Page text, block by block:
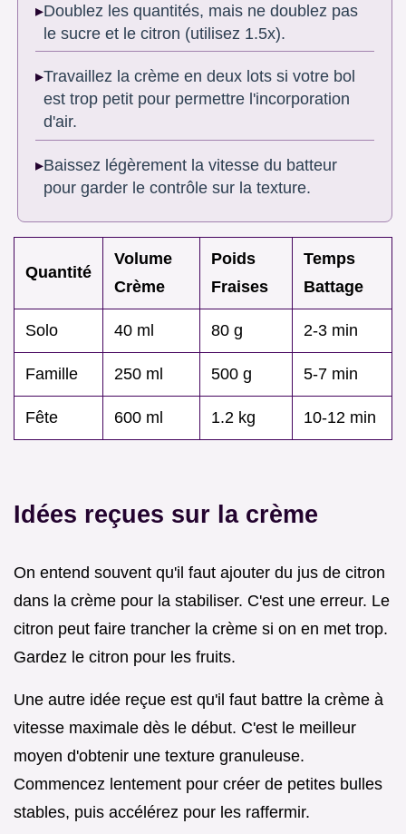
Doublez les quantités, mais ne doublez pas
le sucre et le citron (utilisez 1.5x).
Travaillez la crème en deux lots si votre bol
est trop petit pour permettre l'incorporation
d'air.
Baissez légèrement la vitesse du batteur
pour garder le contrôle sur la texture.
Quantité
Volume
Crème
Poids
Fraises
Temps
Battage
Solo 40 ml 80 g 2-3 min
Famille 250 ml 500 g 5-7 min
Fête 600 ml 1.2 kg 10-12 min
Idées reçues sur la crème
On entend souvent qu'il faut ajouter du jus de citron
dans la crème pour la stabiliser. C'est une erreur. Le
citron peut faire trancher la crème si on en met trop.
Gardez le citron pour les fruits.
Une autre idée reçue est qu'il faut battre la crème à
vitesse maximale dès le début. C'est le meilleur
moyen d'obtenir une texture granuleuse.
Commencez lentement pour créer de petites bulles
stables, puis accélérez pour les raffermir.